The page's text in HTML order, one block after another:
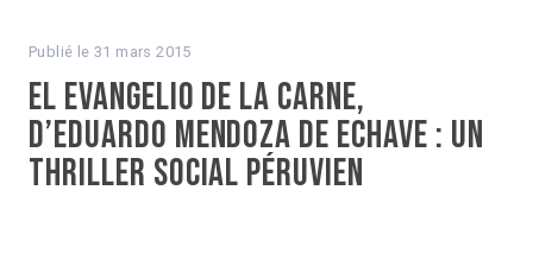
Publié le31 mars 2015
El Evangelio de la carne,
d’Eduardo Mendoza de Echave : un
thriller social péruvien